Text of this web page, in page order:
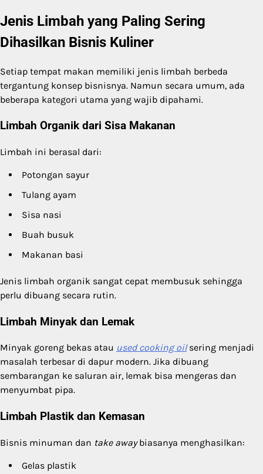
Jenis Limbah yang Paling Sering
Dihasilkan Bisnis Kuliner
Setiap tempat makan memiliki jenis limbah berbeda
tergantung konsep bisnisnya. Namun secara umum, ada
beberapa kategori utama yang wajib dipahami.
Limbah Organik dari Sisa Makanan
Limbah ini berasal dari:
Potongan sayur
Tulang ayam
Sisa nasi
Buah busuk
Makanan basi
Jenis limbah organik sangat cepat membusuk sehingga
perlu dibuang secara rutin.
Limbah Minyak dan Lemak
Minyak goreng bekas atau used cooking oilsering menjadi
masalah terbesar di dapur modern. Jika dibuang
sembarangan ke saluran air, lemak bisa mengeras dan
menyumbat pipa.
Limbah Plastik dan Kemasan
Bisnis minuman dan take awaybiasanya menghasilkan:
Gelas plastik